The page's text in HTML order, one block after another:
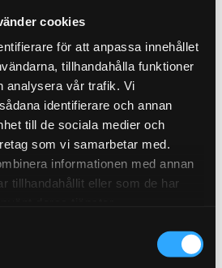
cookies
för att anpassa innehållet
tillhandahålla funktioner
analysera vår trafik. Vi
identifierare och annan
till de sociala medier och
som vi samarbetar med.
informationen med annan
tillhandahållit eller som de har
Racing bromsok!
Framkit 400x36mm, 8-kolvsok
utan dammskydd.
52 995 KR
Lägg till i favoriter